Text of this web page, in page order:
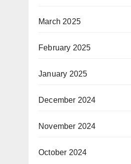
March 2025
February 2025
January 2025
December 2024
November 2024
October 2024